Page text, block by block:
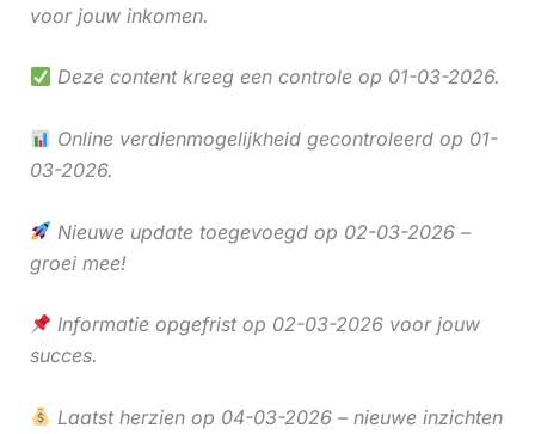
voor jouw inkomen.
Deze content kreeg een controle op 01-03-2026.
Online verdienmogelijkheid gecontroleerd op 01-
03-2026.
Nieuwe update toegevoegd op 02-03-2026 –
groei mee!
Informatie opgefrist op 02-03-2026 voor jouw
succes.
Laatst herzien op 04-03-2026 – nieuwe inzichten